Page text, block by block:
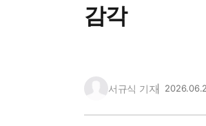
감각
서규식 기자